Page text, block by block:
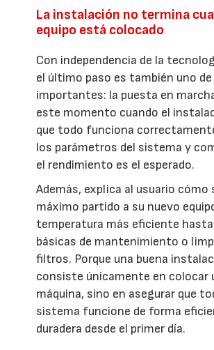
La instalación no termina
equipo está colocado
Con independencia de la
el último paso es también uno
importantes: la puesta en
este momento cuando el
que todo funciona
los parámetros del sistema y
el rendimiento es el esperado.
Además, explica al usuario cómo
máximo partido a su nuevo
temperatura más eficiente
básicas de mantenimiento o
filtros. Porque una buena
consiste únicamente en colocar
máquina, sino en asegurar que
sistema funcione de forma
duradera desde el primer día.